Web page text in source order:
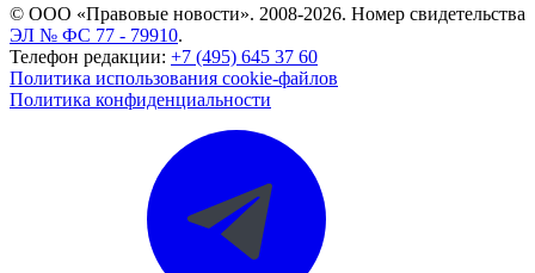
© ООО «Правовые новости». 2008-2026. Номер свидетельства
ЭЛ № ФС 77 - 79910.
Телефон редакции: +7 (495) 645 37 60
Политика использования cookie-файлов
Политика конфиденциальности